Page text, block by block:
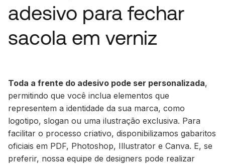
adesivo para fechar
sacola em verniz
Toda a frente do adesivo pode ser personalizada,
permitindo que você inclua elementos que
representem a identidade da sua marca, como
logotipo, slogan ou uma ilustração exclusiva. Para
facilitar o processo criativo, disponibilizamos gabaritos
oficiais em PDF, Photoshop, Illustrator e Canva. E, se
preferir, nossa equipe de designers pode realizar